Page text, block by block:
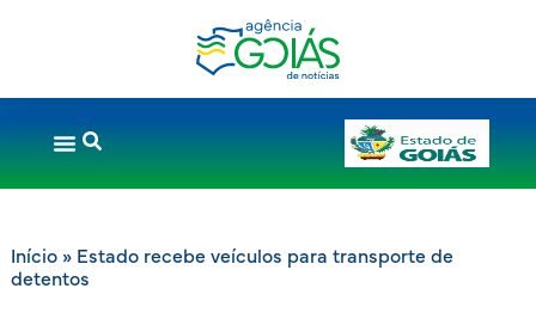
Início» Estado recebe veículos para transporte de
detentos